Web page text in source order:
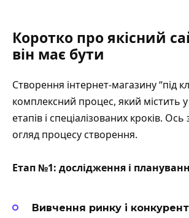
Коротко про якісний
він має бути
Створення інтернет-магазину “під
комплексний процес, який містить у
етапів і спеціалізованих кроків.
огляд процесу створення.
Етап №1: дослідження і
Вивчення ринку і